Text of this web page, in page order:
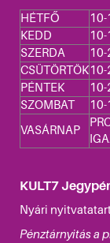
HÉTFŐ
10-
KEDD
10-
SZERDA
10-
CSÜTÖRTÖK10-
PÉNTEK
10-
SZOMBAT
10-
VASÁRNAP
KULT7
Nyári
Pénztárnyitás a